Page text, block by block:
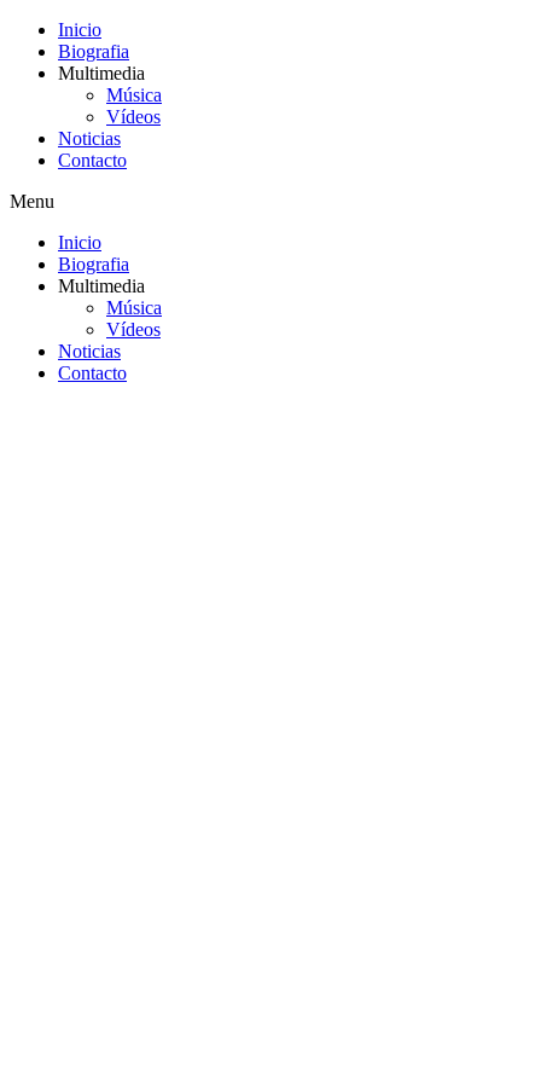
Inicio
Biografia
Multimedia
Música
Vídeos
Noticias
Contacto
Menu
Inicio
Biografia
Multimedia
Música
Vídeos
Noticias
Contacto